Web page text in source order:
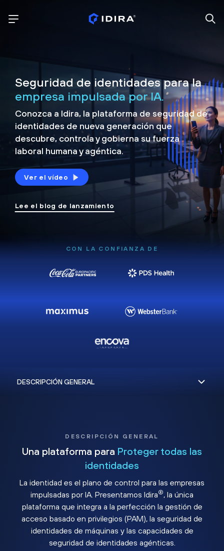
Seguridad de identidades para la
empresa impulsada por IA.
Conozca a Idira, la plataforma de seguridad de
identidades de nueva generación que
descubre, controla ygobierna su fuerza
laboral humana y agéntica.
Ver el vídeo
Lee el blog de lanzamiento
CON LA CONFIANZA DE
DESCRIPCIÓN GENERAL
Una plataforma para Proteger todas las
identidades
La identidad es el plano de control para las empresas
impulsadas por IA. Presentamos Idira®, la única
plataforma que integra a la perfección la gestión de
acceso basado en privilegios (PAM), la seguridad de
identidades de máquinas y las capacidades de
seguridad de identidades agénticas.